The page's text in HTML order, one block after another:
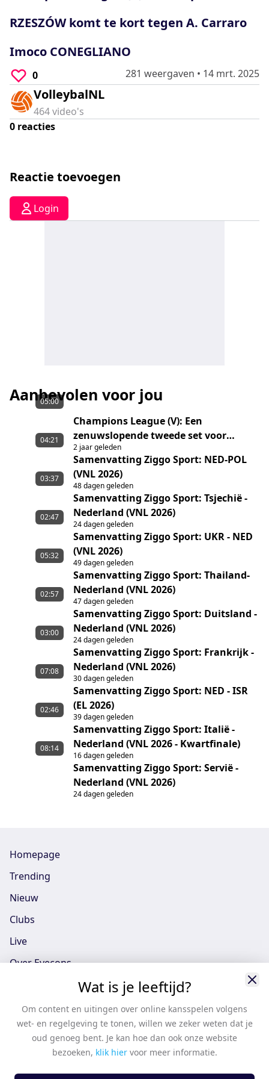
RZESZÓW komt te kort tegen A. Carraro
Imoco CONEGLIANO
0 281 weergaven • 14 mrt. 2025
VolleybalNL
464video's
0 reacties
Reactie toevoegen
Login
Aanbevolen voor jou
05:00
Champions League (V): Een
zenuwslopende tweede set voor
Neptunes Nantes.
2 jaar geleden
04:21
Samenvatting Ziggo Sport: NED-POL
(VNL 2026)
48 dagen geleden
03:37
Samenvatting Ziggo Sport: Tsjechië -
Nederland (VNL 2026)
24 dagen geleden
02:47
Samenvatting Ziggo Sport: UKR - NED
(VNL 2026)
49 dagen geleden
05:32
Samenvatting Ziggo Sport: Thailand-
Nederland (VNL 2026)
47 dagen geleden
02:57
Samenvatting Ziggo Sport: Duitsland -
Nederland (VNL 2026)
24 dagen geleden
03:00
Samenvatting Ziggo Sport: Frankrijk -
Nederland (VNL 2026)
30 dagen geleden
07:08
Samenvatting Ziggo Sport: NED - ISR
(EL 2026)
39 dagen geleden
02:46
Samenvatting Ziggo Sport: Italië -
Nederland (VNL 2026 - Kwartfinale)
16 dagen geleden
08:14
Samenvatting Ziggo Sport: Servië -
Nederland (VNL 2026)
24 dagen geleden
Homepage
Trending
Nieuw
Clubs
Live
Over Eyecons
Eyecons App - iOS
Eyecons App - Android
Vacatures
Casten
Wat is je leeftijd?
Om content en uitingen over online kansspelen volgens
wet- en regelgeving te tonen, willen we zeker weten dat je
oud genoeg bent. Je kan hoe dan ook onze website
bezoeken, klik hier voor meer informatie.